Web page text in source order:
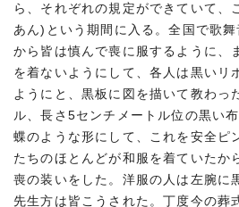
ら、それぞれの規定ができていて、
あん)という期間に入る。全国で歌
から皆は慎んで喪に服するように、
を着ないようにして、各人は黒いリ
ようにと、黒板に図を描いて教わっ
ル、長さ5センチメートル位の黒い
蝶のような形にして、これを安全ピ
たちのほとんどが和服を着ていたか
喪の装いをした。洋服の人は左腕に
先生方は皆こうされた。丁度今の葬